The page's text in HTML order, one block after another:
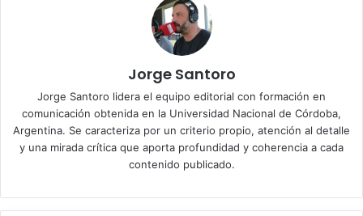
Jorge Santoro
Jorge Santoro lidera el equipo editorial con formación en
comunicación obtenida en la Universidad Nacional de Córdoba,
Argentina. Se caracteriza por un criterio propio, atención al detalle
y una mirada crítica que aporta profundidad y coherencia a cada
contenido publicado.